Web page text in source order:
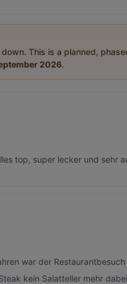
This is a planned,
2026.
top, super lecker und sehr
war der
kein Salatteller mehr